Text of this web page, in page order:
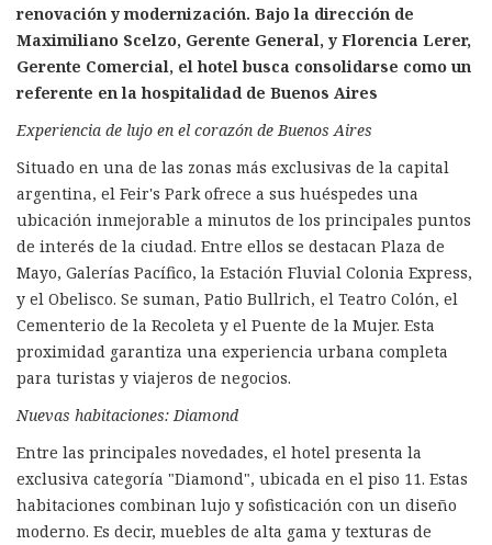
renovación y modernización. Bajo la dirección de
Maximiliano Scelzo, Gerente General, y Florencia Lerer,
Gerente Comercial, el hotel busca consolidarse como un
referente en la hospitalidad de Buenos Aires
Experiencia de lujo en el corazón de Buenos Aires
Situado en una de las zonas más exclusivas de la capital
argentina, el Feir's Park ofrece a sus huéspedes una
ubicación inmejorable a minutos de los principales puntos
de interés de la ciudad. Entre ellos se destacan Plaza de
Mayo, Galerías Pacífico, la Estación Fluvial Colonia Express,
y el Obelisco. Se suman, Patio Bullrich, el Teatro Colón, el
Cementerio de la Recoleta y el Puente de la Mujer. Esta
proximidad garantiza una experiencia urbana completa
para turistas y viajeros de negocios.
Nuevas habitaciones: Diamond
Entre las principales novedades, el hotel presenta la
exclusiva categoría "Diamond", ubicada en el piso 11. Estas
habitaciones combinan lujo y sofisticación con un diseño
moderno. Es decir, muebles de alta gama y texturas de